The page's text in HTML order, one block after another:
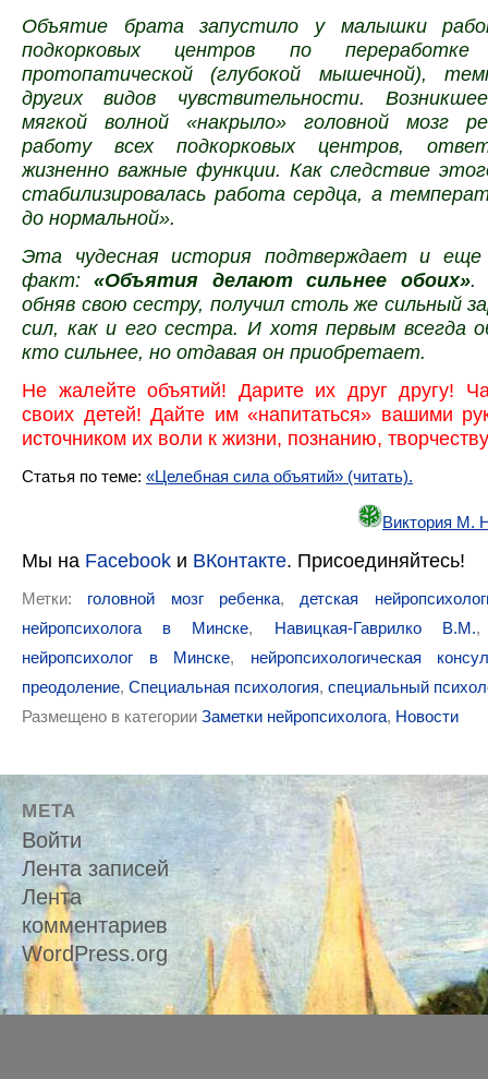
Объятие брата запустило у малышки
подкорковых центров по переработке
протопатической (глубокой мышечной),
других видов чувствительности.
мягкой волной «накрыло» головной мозг
работу всех подкорковых центров,
жизненно важные функции. Как следствие
стабилизировалась работа сердца, а
до нормальной».
Эта чудесная история подтверждает и еще
факт:«Объятия делают сильнее обоих».
обняв свою сестру, получил столь же сильный
сил, как и его сестра. И хотя первым всегда
кто сильнее, но отдавая он приобретает.
Не жалейте объятий! Дарите их друг другу!
своих детей! Дайте им «напитаться» вашими
источником их воли к жизни, познанию,
Статья по теме: «Целебная сила объятий» (читать).
Виктория М.
Мы на Facebook и ВКонтакте. Присоединяйтесь!
Метки: головной мозг ребенка,детская
нейропсихолога в Минске, Навицкая-Гаврилко В.М.
нейропсихолог в Минске, нейропсихологическая
преодоление, Специальная психология, специальный
Размещено в категории Заметки нейропсихолога, Новости
МЕТА
Войти
Лента записей
Лента
комментариев
WordPress.org